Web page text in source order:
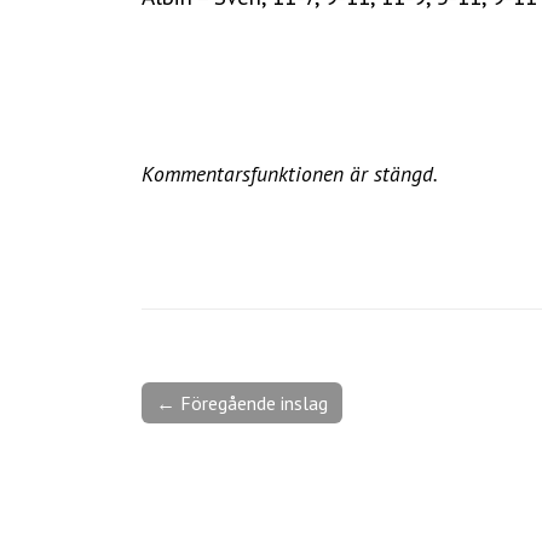
Kommentarsfunktionen är stängd.
← Föregående inslag